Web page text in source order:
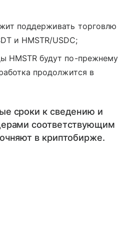
поддерживать торговлю
и HMSTR/USDC;
HMSTR будут по-прежнему
продолжится в
сроки к сведению и
соответствующим
в криптобирже.